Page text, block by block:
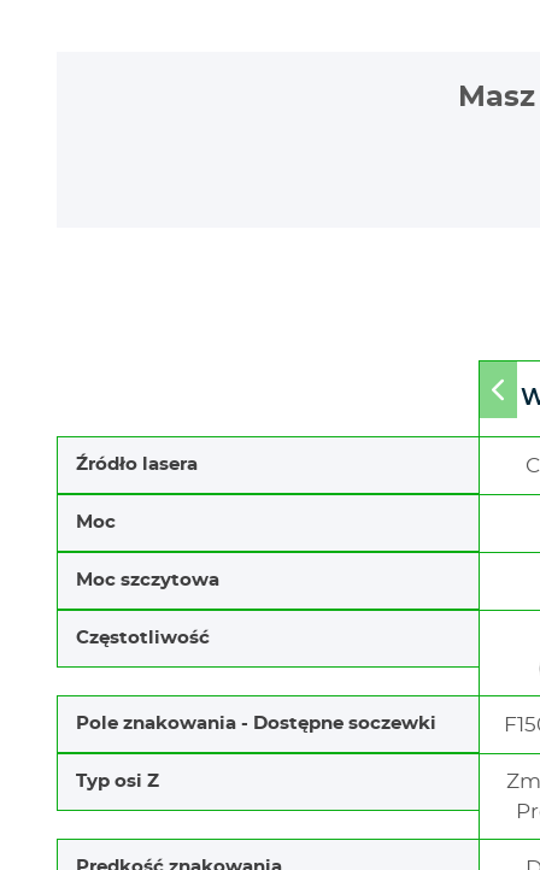
to
left
Źródło lasera
Moc
Moc szczytowa
Częstotliwość
Pole znakowania - Dostępne soczewki
Typ osi Z